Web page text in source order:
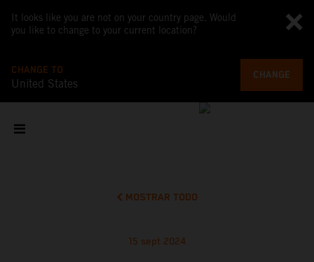
It looks like you are not on your country page. Would
you like to change to your current location?
CHANGE TO
United States
CHANGE
MOSTRAR TODO
15 sept 2024